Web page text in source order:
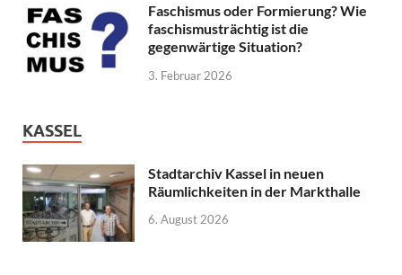
Faschismus oder Formierung? Wie
faschismusträchtig ist die
gegenwärtige Situation?
3. Februar 2026
KASSEL
Stadtarchiv Kassel in neuen
Räumlichkeiten in der Markthalle
6. August 2026